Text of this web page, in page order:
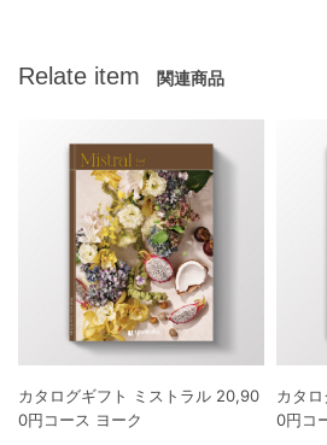
Relate item 関連商品
カタログギフト ミストラル 20,90
0円コース ヨーク
カタ
0円コ